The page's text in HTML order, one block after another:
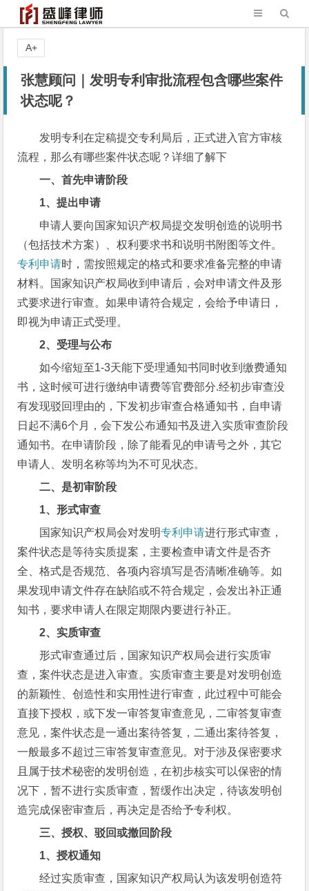
张慧顾问｜发明专利审批流程包含哪些案件
状态呢？
发明专利在定稿提交专利局后，正式进入官方审核
流程，那么有哪些案件状态呢？详细了解下
一、首先申请阶段
1、提出申请
申请人要向国家知识产权局提交发明创造的说明书
（包括技术方案）、权利要求书和说明书附图等文件。
专利申请时，需按照规定的格式和要求准备完整的申请
材料。国家知识产权局收到申请后，会对申请文件及形
式要求进行审查。如果申请符合规定，会给予申请日，
即视为申请正式受理。
2、受理与公布
如今缩短至1-3天能下受理通知书同时收到缴费通知
书，这时候可进行缴纳申请费等官费部分.经初步审查没
有发现驳回理由的，下发初步审查合格通知书，自申请
日起不满6个月，会下发公布通知书及进入实质审查阶段
通知书。在申请阶段，除了能看见的申请号之外，其它
申请人、发明名称等均为不可见状态。
二、是初审阶段
1、形式审查
国家知识产权局会对发明专利申请进行形式审查，
案件状态是等待实质提案，主要检查申请文件是否齐
全、格式是否规范、各项内容填写是否清晰准确等。如
果发现申请文件存在缺陷或不符合规定，会发出补正通
知书，要求申请人在限定期限内要进行补正。
2、实质审查
形式审查通过后，国家知识产权局会进行实质审
查，案件状态是进入审查。实质审查主要是对发明创造
的新颖性、创造性和实用性进行审查，此过程中可能会
直接下授权，或下发一审答复审查意见，二审答复审查
意见，案件状态是一通出案待答复，二通出案待答复，
一般最多不超过三审答复审查意见。对于涉及保密要求
且属于技术秘密的发明创造，在初步核实可以保密的情
况下，暂不进行实质审查，暂缓作出决定，待该发明创
造完成保密审查后，再决定是否给予专利权。
三、授权、驳回或撤回阶段
1、授权通知
经过实质审查，国家知识产权局认为该发明创造符
A+